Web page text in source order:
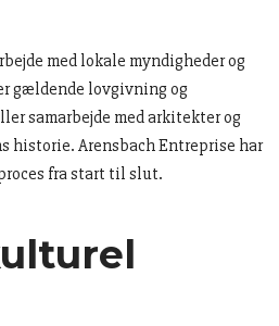
med lokale myndigheder og
gældende lovgivning og
samarbejde med arkitekter og
historie. Arensbach Entreprise har
fra start til slut.